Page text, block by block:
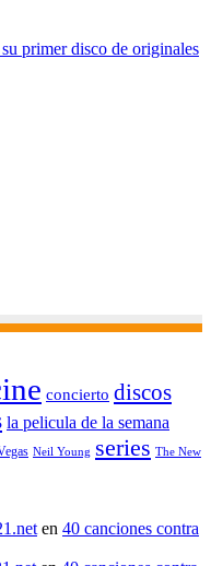
primer disco de originales
concierto discos
la pelicula de la semana
Neil Young series The New
en 40 canciones contra